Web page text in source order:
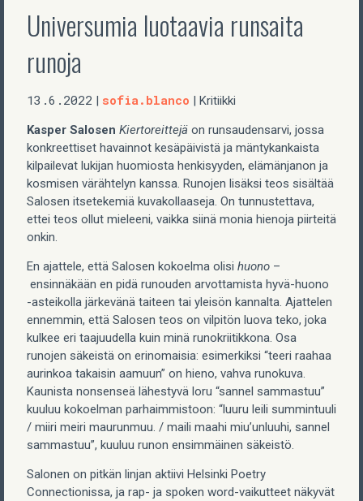
Universumia luotaavia runsaita
runoja
13.6.2022 | sofia.blanco | Kritiikki
Kasper Salosen Kiertoreittejä on runsaudensarvi, jossa
konkreettiset havainnot kesäpäivistä ja mäntykankaista
kilpailevat lukijan huomiosta henkisyyden, elämänjanon ja
kosmisen värähtelyn kanssa. Runojen lisäksi teos sisältää
Salosen itsetekemiä kuvakollaaseja. On tunnustettava,
ettei teos ollut mieleeni, vaikka siinä monia hienoja piirteitä
onkin.
En ajattele, että Salosen kokoelma olisi huono –
ensinnäkään en pidä runouden arvottamista hyvä-huono
-asteikolla järkevänä taiteen tai yleisön kannalta. Ajattelen
ennemmin, että Salosen teos on vilpitön luova teko, joka
kulkee eri taajuudella kuin minä runokriitikkona. Osa
runojen säkeistä on erinomaisia: esimerkiksi “teeri raahaa
aurinkoa takaisin aamuun” on hieno, vahva runokuva.
Kaunista nonsenseä lähestyvä loru “sannel sammastuu”
kuuluu kokoelman parhaimmistoon: “luuru leili summintuuli
/ miiri meiri maurunmuu. / maili maahi miu’unluuhi, sannel
sammastuu”, kuuluu runon ensimmäinen säkeistö.
Salonen on pitkän linjan aktiivi Helsinki Poetry
Connectionissa, ja rap- ja spoken word-vaikutteet näkyvät